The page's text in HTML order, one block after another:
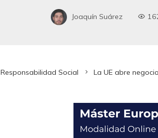
Joaquín Suárez
Responsabilidad Social La UE abre